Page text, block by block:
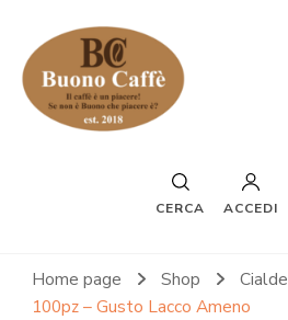
CERCA ACCEDI
Home page Shop Cialde
100pz – Gusto Lacco Ameno